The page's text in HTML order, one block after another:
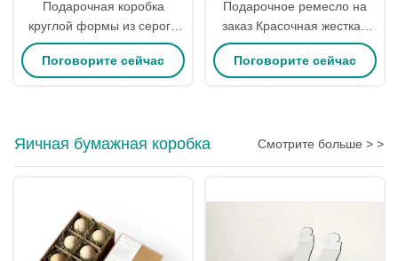
Подарочная коробка
круглой формы из серого
картона Pantone
D8*H7.7CM для свадебных
Поговорите сейчас
Подарочное ремесло на
заказ Красочная жесткая
бумага Рождественская
коробка подарков Упаковка
Поговорите сейчас
Яичная бумажная коробка Смотрите больше > >